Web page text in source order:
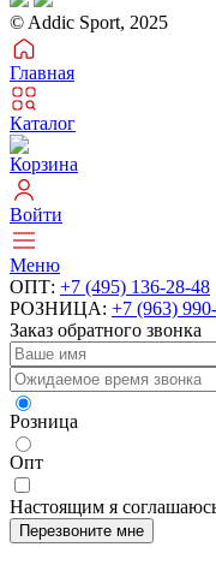
© Addic Sport, 2025
Главная
Каталог
Корзина
Войти
Меню
ОПТ: +7 (495) 136-28-48
РОЗНИЦА: +7 (963)
Заказ обратного звонка
Розница
Опт
Настоящим я
Перезвоните мне